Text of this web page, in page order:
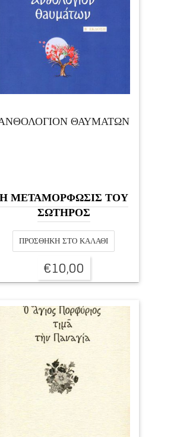
ΘΑΥΜΑΤΩΝ
ΜΕΤΑΜΟΡΦΩΣΙΣ ΤΟΥ
ΣΩΤΗΡΟΣ
ΠΡΟΣΘΉΚΗ ΣΤΟ ΚΑΛΆΘΙ
€10,00